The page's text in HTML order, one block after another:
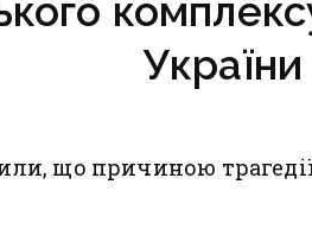
України
що причиною